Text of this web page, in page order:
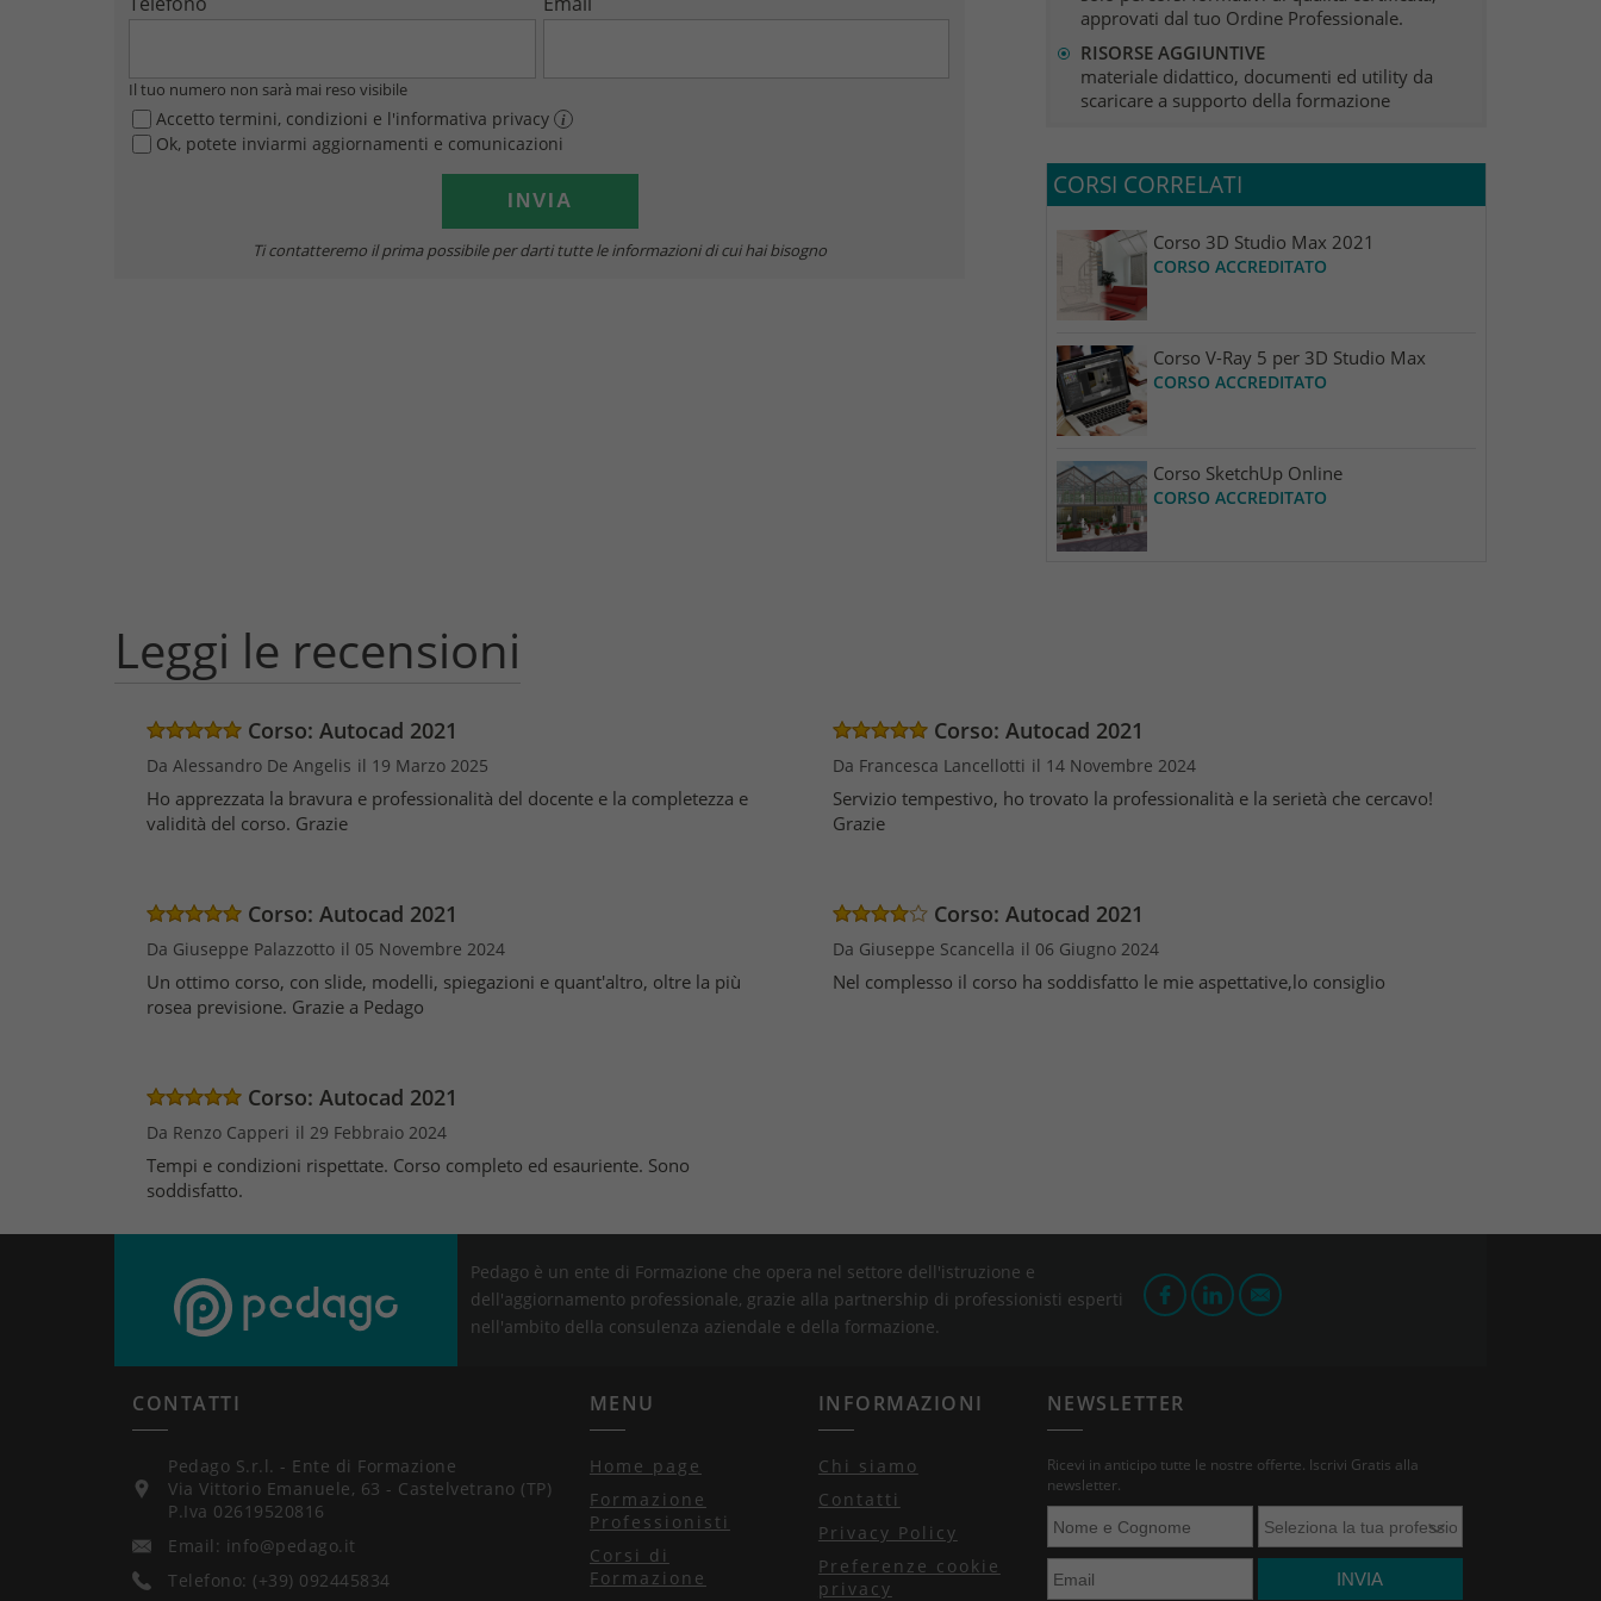
Il tuo numero non sarà mai reso visibile
Accetto termini, condizioni e l'informativa privacy i
Ok, potete inviarmi aggiornamenti e comunicazioni
Ti contatteremo il prima possibile per darti tutte le informazioni di cui hai bisogno
approvati dal tuo Ordine Professionale.
RISORSE AGGIUNTIVE
materiale didattico, documenti ed utility da
scaricare a supporto della formazione
CORSI CORRELATI
Corso 3D Studio Max 2021
CORSO ACCREDITATO
Corso V-Ray 5 per 3D Studio Max
CORSO ACCREDITATO
Corso SketchUp Online
CORSO ACCREDITATO
Leggi le recensioni
Corso: Autocad 2021
Da Alessandro De Angelis il 19 Marzo 2025
Ho apprezzata la bravura e professionalità del docente e la completezza e
validità del corso. Grazie
Corso: Autocad 2021
Da Francesca Lancellotti il 14 Novembre 2024
Servizio tempestivo, ho trovato la professionalità e la serietà che cercavo!
Grazie
Corso: Autocad 2021
Da Giuseppe Palazzotto il 05 Novembre 2024
Un ottimo corso, con slide, modelli, spiegazioni e quant'altro, oltre la più
rosea previsione. Grazie a Pedago
Corso: Autocad 2021
Da Giuseppe Scancella il 06 Giugno 2024
Nel complesso il corso ha soddisfatto le mie aspettative,lo consiglio
Corso: Autocad 2021
Da Renzo Capperi il 29 Febbraio 2024
Tempi e condizioni rispettate. Corso completo ed esauriente. Sono
soddisfatto.
Pedago è un ente di Formazione che opera nel settore dell'istruzione e
dell'aggiornamento professionale, grazie alla partnership di professionisti esperti
nell'ambito della consulenza aziendale e della formazione.
CONTATTI
Pedago S.r.l. - Ente di Formazione
Via Vittorio Emanuele, 63 - Castelvetrano (TP)
P.Iva 02619520816
Email: info@pedago.it
Telefono: (+39) 092445834
MENU
Home page
Formazione
Professionisti
Corsi di
Formazione
INFORMAZIONI
Chi siamo
Contatti
Privacy Policy
Preferenze cookie
privacy
NEWSLETTER
Ricevi in anticipo tutte le nostre offerte. Iscrivi Gratis alla
newsletter.